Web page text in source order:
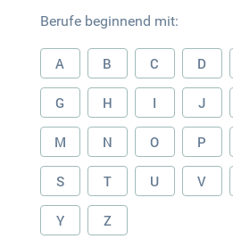
Berufe beginnend mit:
A B C D
G H I J
M N O P
S T U V
Y Z